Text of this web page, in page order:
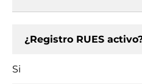
¿Registro RUES
Si